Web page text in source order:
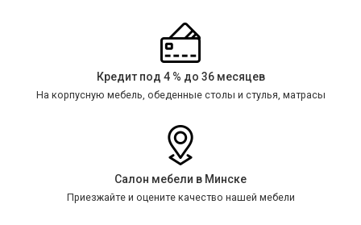
Кредит под 4 % до 36 месяцев
На корпусную мебель, обеденные столы и стулья, матрасы
Салон мебели в Минске
Приезжайте и оцените качество нашей мебели